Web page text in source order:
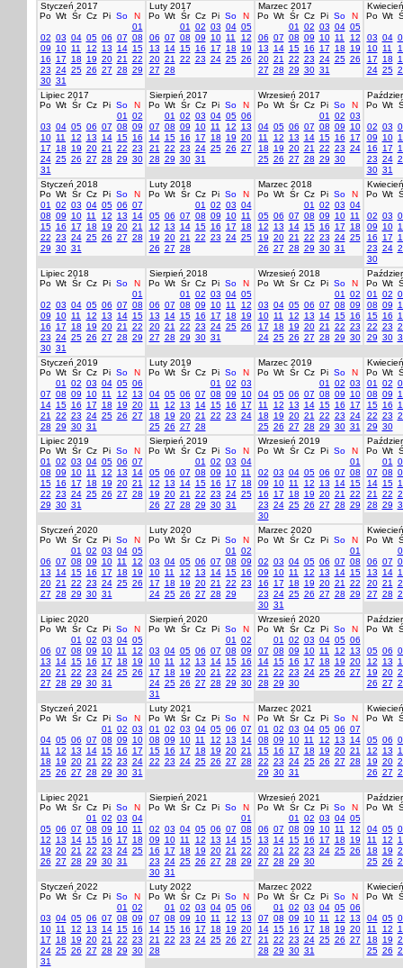
Styczeń 2017
Po Wt Śr Cz Pi So
N
01
02 03 04 05 06 07 08
09
10 11 12 13 14 15
16
17 18 19 20 21
22
23 24 25 26 27 28 29
30 31
Luty 2017
Po Wt Śr Cz Pi So
N
01
02 03 04 05
06 07 08 09 10 11
12
13
14 15 16 17 18
19
20 21 22 23 24 25 26
27 28
Marzec 2017
Po Wt Śr Cz Pi So
N
01
02 03 04 05
06 07 08 09 10 11
12
13
14 15 16 17 18
19
20 21 22 23 24 25 26
27 28 29 30 31
Po Wt
03 04
10 11
17
18
24 25
Lipiec 2017
Po Wt Śr Cz Pi So
N
01
02
03 04 05 06 07 08 09
10 11 12 13 14 15 16
17
18 19 20 21 22 23
24 25 26 27 28 29 30
31
Sierpień 2017
Po Wt Śr Cz Pi So
N
01
02 03 04 05 06
07 08 09 10 11 12
13
14 15 16 17 18 19 20
21
22 23 24 25 26 27
28 29 30 31
Wrzesień 2017
Po Wt Śr Cz Pi So
N
01
02 03
04 05 06 07 08 09
10
11
12 13 14 15 16
17
18
19 20 21 22 23 24
25 26 27 28 29 30
Po Wt
02 03
09
10
16
17
23 24
30 31
Styczeń 2018
Po Wt Śr Cz Pi So
N
01
02 03 04 05 06 07
08 09 10 11 12 13
14
15 16 17 18 19 20 21
22 23 24 25 26 27 28
29 30 31
Luty 2018
Po Wt Śr Cz Pi So
N
01
02 03 04
05 06 07 08 09 10 11
12
13 14 15 16 17
18
19 20 21 22 23 24 25
26 27 28
Marzec 2018
Po Wt Śr Cz Pi So
N
01
02 03 04
05 06 07 08 09 10 11
12
13 14 15 16 17
18
19 20 21 22 23 24 25
26 27 28 29 30 31
Po Wt
02 03
09
10
16
17
23 24
30
Lipiec 2018
Po Wt Śr Cz Pi So
N
01
02 03 04 05 06 07 08
09
10 11 12 13 14 15
16
17 18 19 20 21
22
23 24 25 26 27 28 29
30 31
Sierpień 2018
Po Wt Śr Cz Pi So
N
01
02 03 04 05
06 07 08 09 10 11
12
13
14 15 16 17 18
19
20 21 22 23 24 25 26
27 28 29 30 31
Wrzesień 2018
Po Wt Śr Cz Pi So
N
01
02
03 04 05 06 07 08 09
10 11 12 13 14 15 16
17
18 19 20 21 22 23
24 25 26 27 28 29 30
Po Wt
01
02
08 09
15 16
22 23
29 30
Styczeń 2019
Po Wt Śr Cz Pi So
N
01
02 03 04 05 06
07 08 09 10 11 12
13
14 15 16 17 18 19 20
21
22 23 24 25 26 27
28 29 30 31
Luty 2019
Po Wt Śr Cz Pi So
N
01
02 03
04 05 06 07 08 09
10
11
12 13 14 15 16
17
18
19 20 21 22 23 24
25 26 27 28
Marzec 2019
Po Wt Śr Cz Pi So
N
01
02 03
04 05 06 07 08 09
10
11
12 13 14 15 16
17
18
19 20 21 22 23 24
25 26 27 28 29 30 31
Po Wt
01
02
08 09
15 16
22 23
29 30
Lipiec 2019
Po Wt Śr Cz Pi So
N
01
02 03 04 05 06 07
08 09 10 11 12 13
14
15 16 17 18 19 20 21
22 23 24 25 26 27 28
29 30 31
Sierpień 2019
Po Wt Śr Cz Pi So
N
01
02 03 04
05 06 07 08 09 10 11
12
13 14 15 16 17
18
19 20 21 22 23 24 25
26 27 28 29 30 31
Wrzesień 2019
Po Wt Śr Cz Pi So
N
01
02 03 04 05 06 07 08
09
10 11 12 13 14 15
16
17 18 19 20 21
22
23 24 25 26 27 28 29
30
Po Wt
01
07 08
14 15
21
22
28 29
Styczeń 2020
Po Wt Śr Cz Pi So
N
01
02 03 04 05
06 07 08 09 10 11
12
13
14 15 16 17 18
19
20 21 22 23 24 25 26
27 28 29 30 31
Luty 2020
Po Wt Śr Cz Pi So
N
01
02
03 04 05 06 07 08 09
10 11 12 13 14 15 16
17
18 19 20 21 22 23
24 25 26 27 28 29
Marzec 2020
Po Wt Śr Cz Pi So
N
01
02 03 04 05 06 07 08
09
10 11 12 13 14 15
16
17 18 19 20 21
22
23 24 25 26 27 28 29
30 31
Po Wt
06 07
13
14
20 21
27 28
Lipiec 2020
Po Wt Śr Cz Pi So
N
01
02 03 04 05
06 07 08 09 10 11
12
13
14 15 16 17 18
19
20 21 22 23 24 25 26
27 28 29 30 31
Sierpień 2020
Po Wt Śr Cz Pi So
N
01
02
03 04 05 06 07 08 09
10 11 12 13 14 15 16
17
18 19 20 21 22 23
24 25 26 27 28 29 30
31
Wrzesień 2020
Po Wt Śr Cz Pi So
N
01
02 03 04 05 06
07 08 09 10 11 12
13
14 15 16 17 18 19 20
21
22 23 24 25 26 27
28 29 30
Po Wt
05 06
12
13
19 20
26 27
Styczeń 2021
Po Wt Śr Cz Pi So
N
01
02 03
04 05 06 07 08 09
10
11
12 13 14 15 16
17
18
19 20 21 22 23 24
25 26 27 28 29 30 31
Luty 2021
Po Wt Śr Cz Pi So
N
01
02 03 04 05 06 07
08 09 10 11 12 13
14
15 16 17 18 19 20 21
22 23 24 25 26 27 28
Marzec 2021
Po Wt Śr Cz Pi So
N
01
02 03 04 05 06 07
08 09 10 11 12 13
14
15 16 17 18 19 20 21
22 23 24 25 26 27 28
29 30 31
Po Wt
05 06
12
13
19 20
26 27
Lipiec 2021
Po Wt Śr Cz Pi So
N
01
02 03 04
05 06 07 08 09 10 11
12
13 14 15 16 17
18
19 20 21 22 23 24 25
26 27 28 29 30 31
Sierpień 2021
Po Wt Śr Cz Pi So
N
01
02 03 04 05 06 07 08
09
10 11 12 13 14 15
16
17 18 19 20 21
22
23 24 25 26 27 28 29
30 31
Wrzesień 2021
Po Wt Śr Cz Pi So
N
01
02 03 04 05
06 07 08 09 10 11
12
13
14 15 16 17 18
19
20 21 22 23 24 25 26
27 28 29 30
Po Wt
04 05
11
12
18
19
25 26
Styczeń 2022
Po Wt Śr Cz Pi So
N
01
02
03 04 05 06 07 08 09
10 11 12 13 14 15 16
17
18 19 20 21 22 23
24 25 26 27 28 29 30
31
Luty 2022
Po Wt Śr Cz Pi So
N
01
02 03 04 05 06
07 08 09 10 11 12
13
14 15 16 17 18 19 20
21
22 23 24 25 26 27
28
Marzec 2022
Po Wt Śr Cz Pi So
N
01
02 03 04 05 06
07 08 09 10 11 12
13
14 15 16 17 18 19 20
21
22 23 24 25 26 27
28 29 30 31
Po Wt
04 05
11
12
18
19
25 26